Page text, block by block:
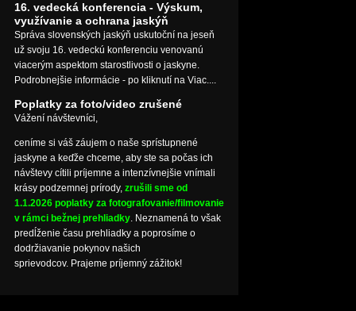
16. vedecká konferencia - Výskum,
využívanie a ochrana jaskýň
Správa slovenských jaskýň uskutoční na jeseň
už svoju 16. vedeckú konferenciu venovanú
viacerým aspektom starostlivosti o jaskyne.
Podrobnejšie informácie - po kliknutí na Viac....
Poplatky za foto/video zrušené
Vážení návštevníci,
ceníme si váš záujem o naše sprístupnené
jaskyne a keďže chceme, aby ste sa počas ich
návštevy cítili príjemne a intenzívnejšie vnímali
krásy podzemnej prírody, zrušili sme od
1.1.2026 poplatky za fotografovanie/filmovanie
v rámci bežnej prehliadky. Neznamená to však
predĺženie času prehliadky a poprosíme o
dodržiavanie pokynov našich
sprievodcov. Prajeme príjemný zážitok!